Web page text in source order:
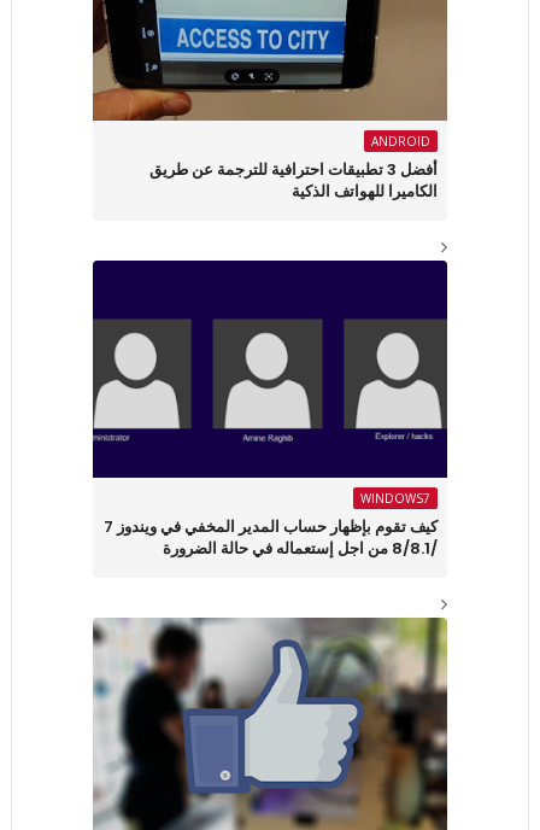
ANDROID
أفضل 3 تطبيقات احترافية للترجمة عن طريق
الكاميرا للهواتف الذكية
WINDOWS7
كيف تقوم بإظهار حساب المدير المخفي في ويندوز 7
/8/8.1 من اجل إستعماله في حالة الضرورة